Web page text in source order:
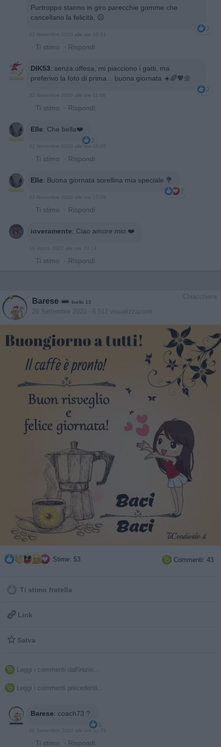
Purtroppo stanno in giro parecchie gomme che
cancellano la felicità. ☹️
2
23 Novembre 2020 alle ore 10:51
· Ti stimo · Rispondi
DIK53: senza offesa, mi piacciono i gatti, ma
preferivo la foto di prima... buona giornata ☀️🌈💖🌼
2
23 Novembre 2020 alle ore 11:08
· Ti stimo · Rispondi
Elle: Che bella❤️
2
23 Novembre 2020 alle ore 13:05
· Ti stimo · Rispondi
Elle: Buona giornata sorellina mia speciale 💐
2
23 Novembre 2020 alle ore 13:06
· Ti stimo · Rispondi
ioveramente: Ciao amore mio ❤️
16 Marzo 2022 alle ore 20:14
· Ti stimo · Rispondi
Chiacchiera
Barese livello 13
26 Settembre 2020 - 6.512 visualizzazioni
Stime: 53  Commenti: 43
Ti stimo fratella
 Link
 Salva
 Leggi i commenti dall'inizio...
 Leggi i commenti precedenti...
Barese: coach73 ?
3
26 Settembre 2020 alle ore 21:31
· Ti stimo · Rispondi